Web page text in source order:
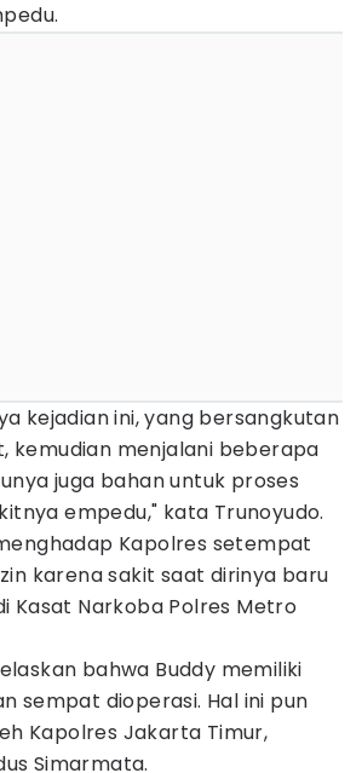
kejadian ini, yang bersangkutan
kemudian menjalani beberapa
juga bahan untuk proses
empedu," kata Trunoyudo.
Kapolres setempat
karena sakit saat dirinya baru
Kasat Narkoba Polres Metro
bahwa Buddy memiliki
sempat dioperasi. Hal ini pun
Kapolres Jakarta Timur,
Simarmata.